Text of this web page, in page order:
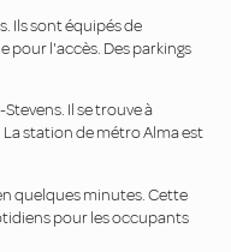
Ils sont équipés de
pour l'accès. Des parkings
Il se trouve à
station de métro Alma est
quelques minutes. Cette
pour les occupants